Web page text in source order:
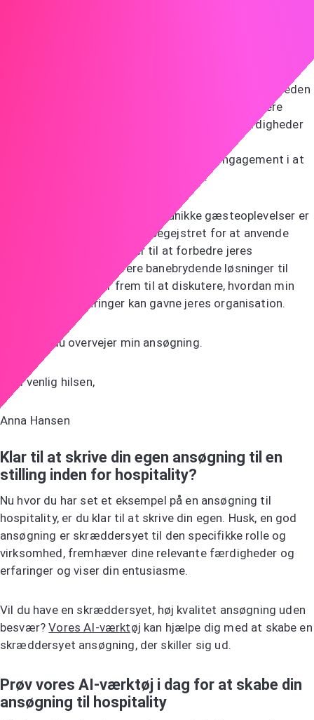
reservationsplatform, der forbedrede kundetilfredsheden
med 30%, hvilket demonstrerer min evne til at levere
effektive, kundeorienterede løsninger. Mine færdigheder
problemløsning passer perfekt til ABC's engagement i at
skabe mindeværdige gæsteoplevelser.
ABC's dedikation til at fremme unikke gæsteoplevelser er
virkelig inspirerende. Jeg er begejstret for at anvende
mine tekniske færdigheder til at forbedre jeres
gæsteoplevelser og levere banebrydende løsninger til
jeres kunder. Jeg ser frem til at diskutere, hvordan min
baggrund og erfaringer kan gavne jeres organisation.
Tak fordi du overvejer min ansøgning.
Med venlig hilsen,
Anna Hansen
Klar til at skrive din egen ansøgning til en
stilling inden for hospitality?
Nu hvor du har set et eksempel på en ansøgning til
hospitality, er du klar til at skrive din egen. Husk, en god
ansøgning er skræddersyet til den specifikke rolle og
virksomhed, fremhæver dine relevante færdigheder og
erfaringer og viser din entusiasme.
Vil du have en skræddersyet, høj kvalitet ansøgning uden
besvær?Vores AI-værktøj kan hjælpe dig med at skabe en
skræddersyet ansøgning, der skiller sig ud.
Prøv vores AI-værktøj i dag for at skabe din
ansøgning til hospitality